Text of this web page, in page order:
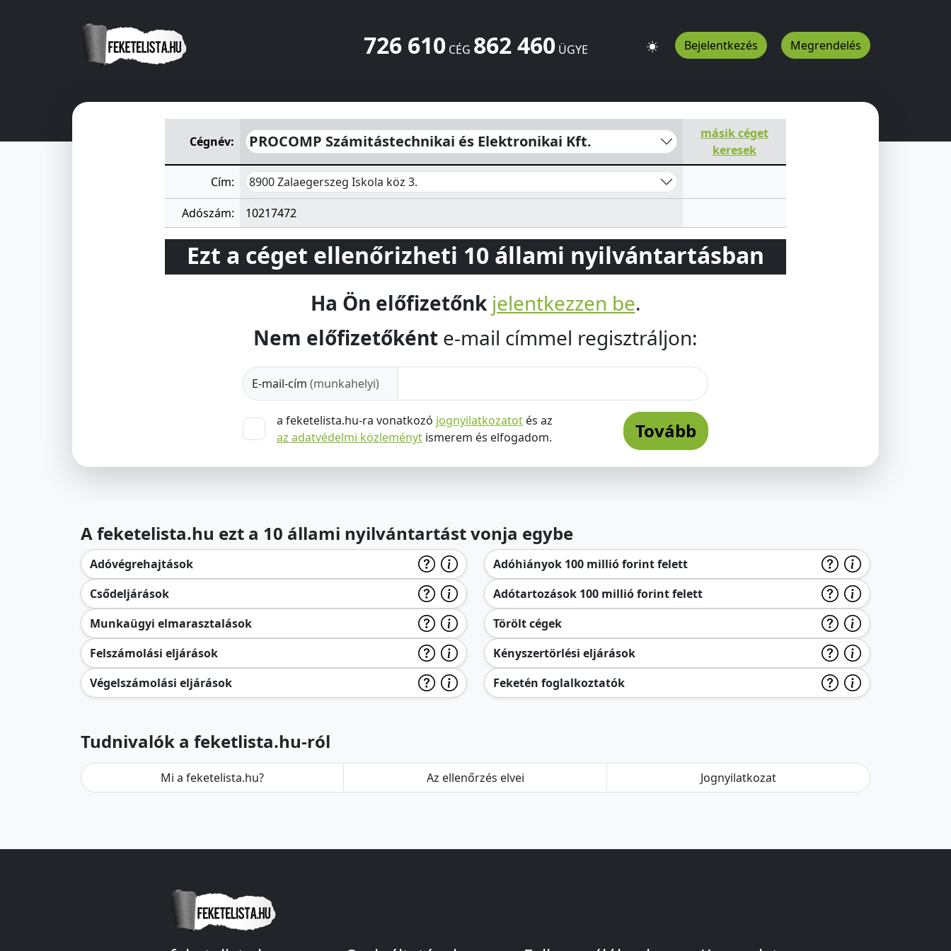
726 610CÉG 862 460ÜGYE Bejelentkezés Megrendelés
PROCOMP Számitástechnikai és Elektronikai Kft.Iskola köz 3.Zalaegerszeg8900HU
Cégnév:
PROCOMP Számitástechnikai és Elektronikai Kft.
másik céget
keresek
Cím: 8900 Zalaegerszeg Iskola köz 3.
Adószám: 10217472
Ezt a céget ellenőrizheti 10 állami nyilvántartásban
Ha Ön előfizetőnk jelentkezzen be.
Nem előfizetőként e-mail címmel regisztráljon:
E-mail-cím (munkahelyi)
a feketelista.hu-ra vonatkozó jognyilatkozatotés az
az adatvédelmi közleménytismerem és elfogadom. Tovább
A feketelista.hu ezt a 10 állami nyilvántartást vonja egybe
Adóvégrehajtások
Csődeljárások
Munkaügyi elmarasztalások
Felszámolási eljárások
Végelszámolási eljárások
Adóhiányok 100 millió forint felett
Adótartozások 100 millió forint felett
Törölt cégek
Kényszertörlési eljárások
Feketén foglalkoztatók
Tudnivalók a feketlista.hu-ról
Mi a feketelista.hu? Az ellenőrzés elvei Jognyilatkozat